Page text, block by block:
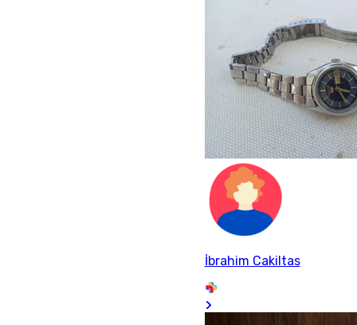
İbrahim Cakiltas